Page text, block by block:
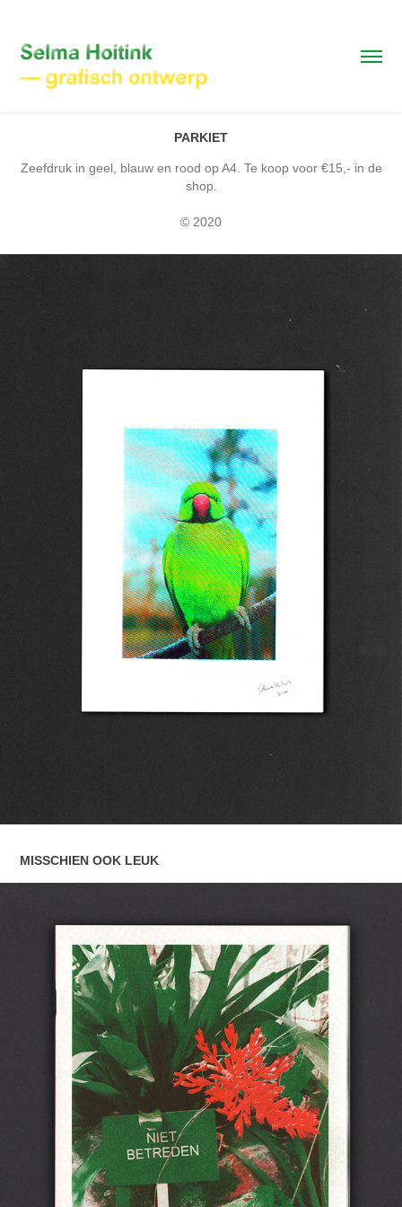
PARKIET
Zeefdruk in geel, blauw en rood op A4. Te koop voor €15,- in de
shop.
© 2020
MISSCHIEN OOK LEUK
EXPEDITIE #1